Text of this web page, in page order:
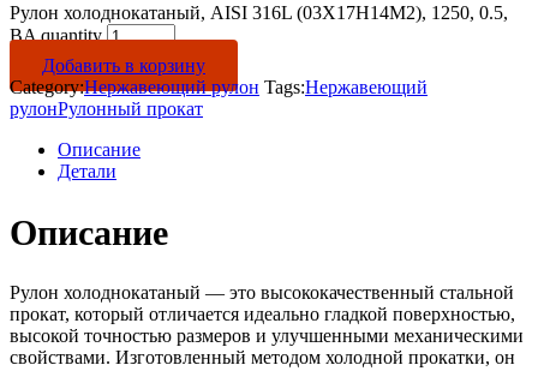
Рулон холоднокатаный, AISI 316L (03Х17Н14М2), 1250, 0.5,
BA quantity
Добавить в корзину
Category:Нержавеющий рулон Tags:Нержавеющий
рулонРулонный прокат
Описание
Детали
Описание
Рулон холоднокатаный — это высококачественный стальной
прокат, который отличается идеально гладкой поверхностью,
высокой точностью размеров и улучшенными механическими
свойствами. Изготовленный методом холодной прокатки, он